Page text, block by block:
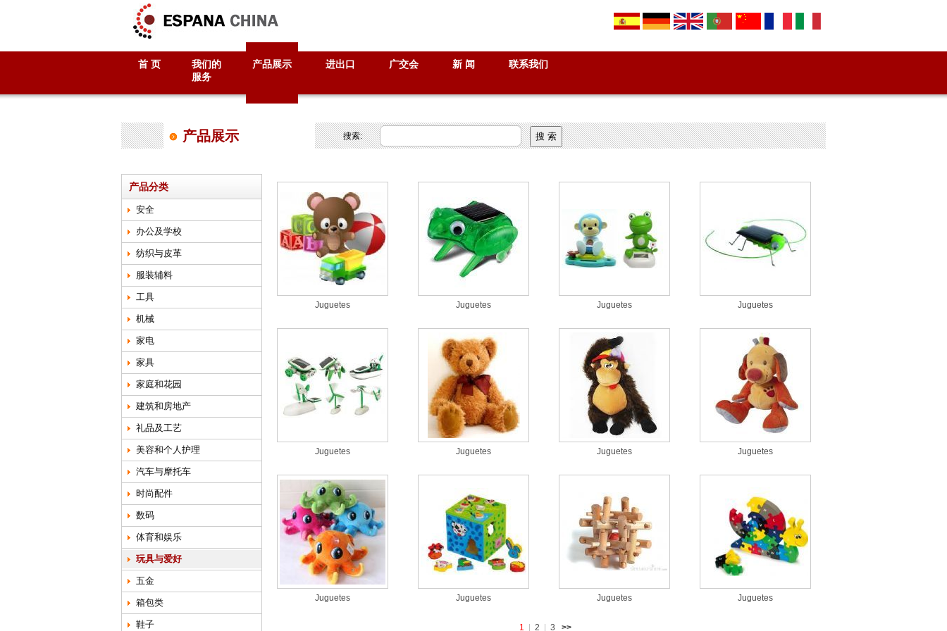
首 页
我们的
服务
产品展示 进出口 广交会 新 闻 联系我们
产品展示 搜索:
产品分类
安全
办公及学校
纺织与皮革
服装辅料
工具
机械
家电
家具
家庭和花园
建筑和房地产
礼品及工艺
美容和个人护理
汽车与摩托车
时尚配件
数码
体育和娱乐
玩具与爱好
五金
箱包类
鞋子
Juguetes Juguetes Juguetes Juguetes
Juguetes Juguetes Juguetes Juguetes
Juguetes Juguetes Juguetes Juguetes
1 2 3 >>